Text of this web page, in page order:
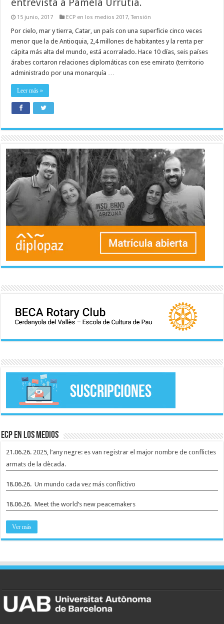
entrevista a Pamela Urrutia.
15 junio, 2017 ECP en los medios 2017,Tensión
Por cielo, mar y tierra, Catar, un país con una superficie cinco veces
menor que la de Antioquia, 2,4 millones de habitantes y la renta per
cápita más alta del mundo, está acorralado. Hace 10 días, seis países
árabes cortaron relaciones diplomáticas con ese emirato (territorio
administrado por una monarquía …
Leer más »
ECP en los medios
21.06.26. 2025, l’any negre: es van registrar el major nombre de conflictes
armats de la dècada.
18.06.26.Un mundo cada vez más conflictivo
18.06.26.Meet the world’s new peacemakers
Ver más